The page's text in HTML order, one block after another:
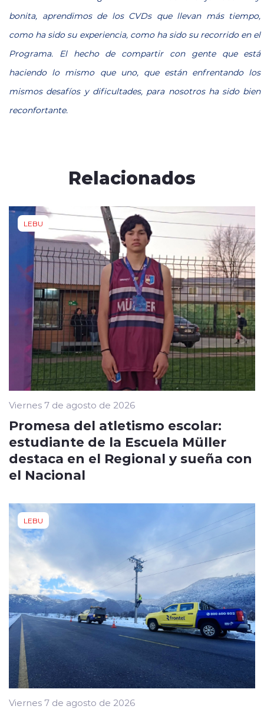
bonita, aprendimos de los CVDs que llevan más tiempo,
como ha sido su experiencia, como ha sido su recorrido en el
Programa. El hecho de compartir con gente que está
haciendo lo mismo que uno, que están enfrentando los
mismos desafíos y dificultades, para nosotros ha sido bien
reconfortante.
Relacionados
LEBU
Viernes 7 de agosto de 2026
Promesa del atletismo escolar:
estudiante de la Escuela Müller
destaca en el Regional y sueña con
el Nacional
LEBU
Viernes 7 de agosto de 2026